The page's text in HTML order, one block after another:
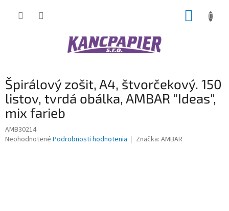
Špirálový zošit, A4, štvorčekový. 150
listov, tvrdá obálka, AMBAR "Ideas",
mix farieb
AMB30214
Priemerné
Neohodnotené Podrobnosti hodnotenia Značka: AMBAR